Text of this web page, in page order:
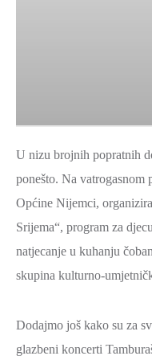
U nizu brojnih popratnih
ponešto. Na vatrogasnom
Općine Nijemci,
Srijema“, program za
natjecanje u kuhanju
skupina kulturno-
Dodajmo još kako su za
glazbeni koncerti